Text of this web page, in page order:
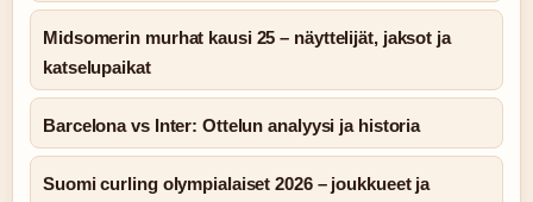
Midsomerin murhat kausi 25 – näyttelijät, jaksot ja
katselupaikat
Barcelona vs Inter: Ottelun analyysi ja historia
Suomi curling olympialaiset 2026 – joukkueet ja